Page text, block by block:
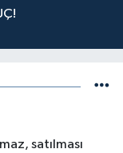
satılması